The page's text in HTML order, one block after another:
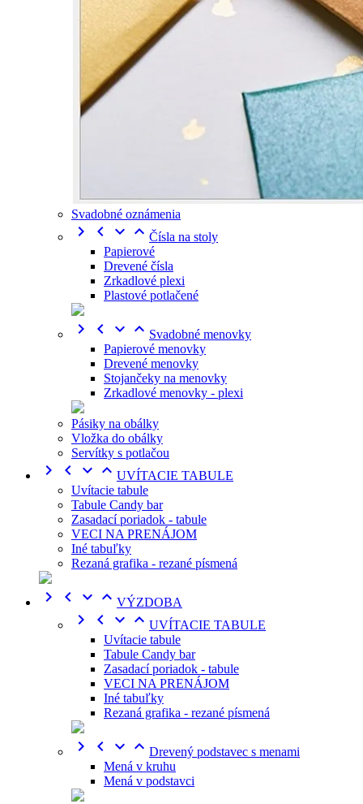
Svadobné oznámenia
    Čísla na stoly
Papierové
Drevené čísla
Zrkadlové plexi
Plastové potlačené
    Svadobné menovky
Papierové menovky
Drevené menovky
Stojančeky na menovky
Zrkadlové menovky - plexi
Pásiky na obálky
Vložka do obálky
Servítky s potlačou
    UVÍTACIE TABULE
Uvítacie tabule
Tabule Candy bar
Zasadací poriadok - tabule
VECI NA PRENÁJOM
Iné tabuľky
Rezaná grafika - rezané písmená
    VÝZDOBA
    UVÍTACIE TABULE
Uvítacie tabule
Tabule Candy bar
Zasadací poriadok - tabule
VECI NA PRENÁJOM
Iné tabuľky
Rezaná grafika - rezané písmená
    Drevený podstavec s menami
Mená v kruhu
Mená v podstavci